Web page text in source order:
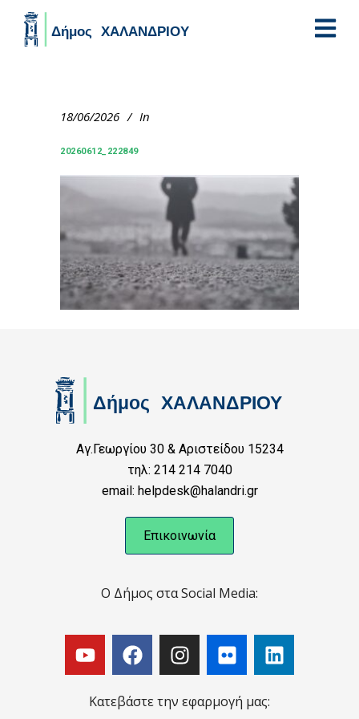
18/06/2026 In
20260612_222849
Αγ.Γεωργίου 30 & Αριστείδου 15234
τηλ: 214 214 7040
email: helpdesk@halandri.gr
Επικοινωνία
Ο Δήμος στα Social Media:
Κατεβάστε την εφαρμογή μας: